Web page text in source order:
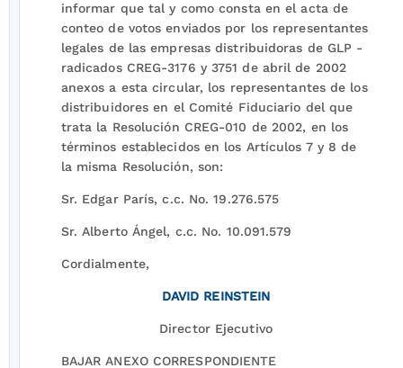
informar que tal y como consta en el acta de
conteo de votos enviados por los representantes
legales de las empresas distribuidoras de GLP -
radicados CREG-3176 y 3751 de abril de 2002
anexos a esta circular, los representantes de los
distribuidores en el Comité Fiduciario del que
trata la Resolución CREG-010 de 2002, en los
términos establecidos en los Artículos 7 y 8 de
la misma Resolución, son:
Sr. Edgar París, c.c. No. 19.276.575
Sr. Alberto Ángel, c.c. No. 10.091.579
Cordialmente,
DAVID REINSTEIN
Director Ejecutivo
BAJAR ANEXO CORRESPONDIENTE